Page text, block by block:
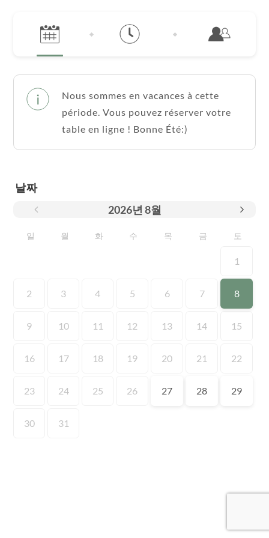
Nous sommes en vacances à cette
période. Vous pouvez réserver votre
table en ligne ! Bonne Été:)
날짜
2026년 8월
일 월 화 수 목 금 토
1
2 3 4 5 6 7 8
9 10 11 12 13 14 15
16 17 18 19 20 21 22
23 24 25 26 27 28 29
30 31